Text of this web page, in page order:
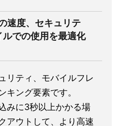
速度、セキュリテ
ルでの使用を最適化
リティ、モバイルフレ
キング要素です。
みに3秒以上かかる場
アウトして、より高速